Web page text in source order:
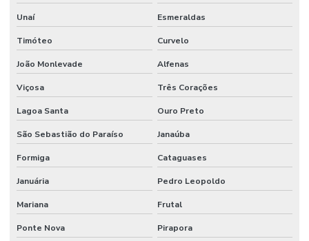
Manutenção De Sistemas Sanitários
Manutenção E Conservação De Ambientes
Manutenção E Limpeza Industrial
Manutenção E Reparo De Edificações
Manutenção elétrica preventiva
Manutenção de equipamentos industriais
Manutenção de estações de tratamento de água
Manutenção e gestão de instalações comerciais
Unaí Esmeraldas
Timóteo Curvelo
João Monlevade Alfenas
Viçosa Três Corações
Lagoa Santa Ouro Preto
São Sebastião do Paraíso Janaúba
Formiga Cataguases
Januária Pedro Leopoldo
Mariana Frutal
Ponte Nova Pirapora